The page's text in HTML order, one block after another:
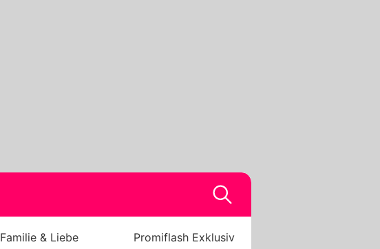
Familie & Liebe Promiflash Exklusiv